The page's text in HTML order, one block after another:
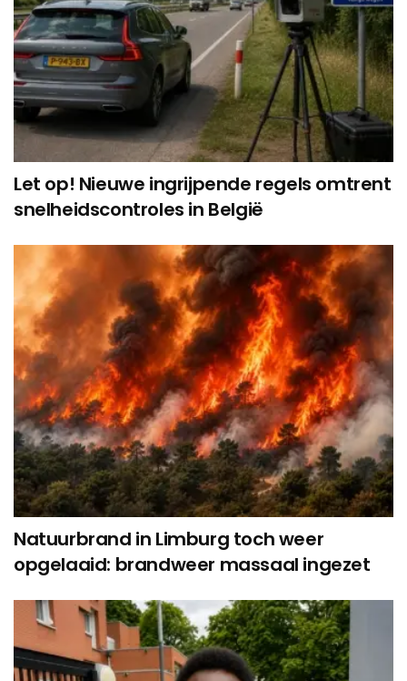
Let op! Nieuwe ingrijpende regels omtrent
snelheidscontroles in België
Natuurbrand in Limburg toch weer
opgelaaid: brandweer massaal ingezet